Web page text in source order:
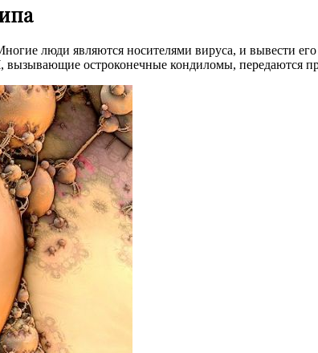
люди являются носителями вируса, и вывести
остроконечные кондиломы, передаются